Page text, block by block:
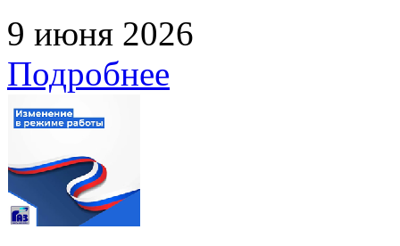
9 июня 2026
Подробнее